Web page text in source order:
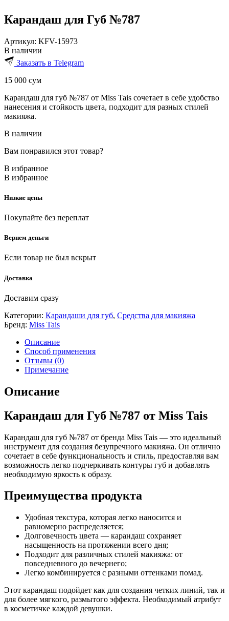
Карандаш для Губ №787
Артикул: KFV-15973
В наличии
Заказать в Telegram
15 000 сум
Карандаш для губ №787 от Miss Tais сочетает в себе удобство
нанесения и стойкость цвета, подходит для разных стилей
макияжа.
В наличии
Вам понравился этот товар?
В избранное
В избранное
Низкие цены
Покупайте без переплат
Вернем деньги
Если товар не был вскрыт
Доставка
Доставим сразу
Категории: Карандаши для губ, Средства для макияжа
Бренд: Miss Tais
Описание
Способ применения
Отзывы (0)
Примечание
Описание
Карандаш для Губ №787 от Miss Tais
Карандаш для губ №787 от бренда Miss Tais — это идеальный
инструмент для создания безупречного макияжа. Он отлично
сочетает в себе функциональность и стиль, предоставляя вам
возможность легко подчеркивать контуры губ и добавлять
необходимую яркость к образу.
Преимущества продукта
Удобная текстура, которая легко наносится и
равномерно распределяется;
Долговечность цвета — карандаш сохраняет
насыщенность на протяжении всего дня;
Подходит для различных стилей макияжа: от
повседневного до вечернего;
Легко комбинируется с разными оттенками помад.
Этот карандаш подойдет как для создания четких линий, так и
для более мягкого, размытого эффекта. Необходимый атрибут
в косметичке каждой девушки.